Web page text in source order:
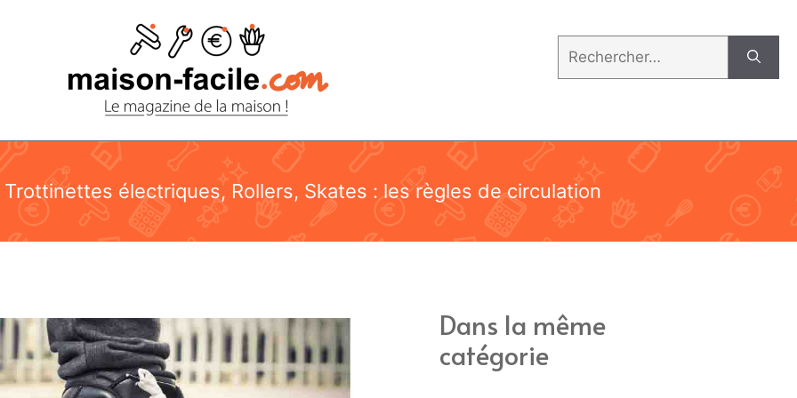
Trottinettes électriques, Rollers, Skates : les règles de circulation
Dans la même
catégorie